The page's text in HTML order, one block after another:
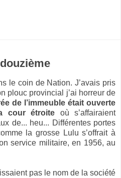
le coin de Nation. J’avais pris
plouc provincial j’ai horreur de
de l’immeuble était ouverte
cour étroite où s’affairaient
de... heu... Différentes portes
la grosse Lulu s’offrait à
service militaire, en 1956, au
pas le nom de la société